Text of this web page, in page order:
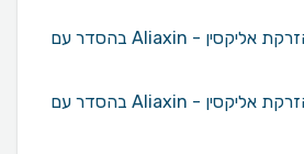
רופאים בתחום הזרקת אליקסין - Aliaxin בהסדר עם
רופאים בתחום הזרקת אליקסין - Aliaxin בהסדר עם